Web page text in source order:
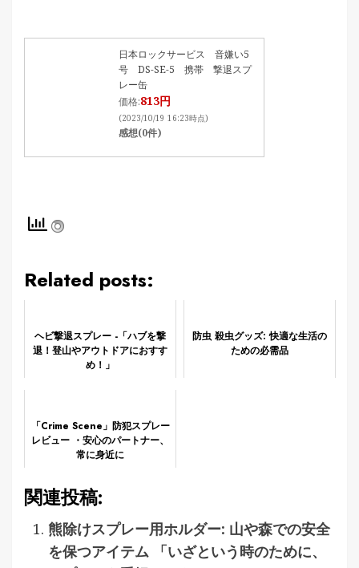
日本ロックサービス 音嫌い5
号 DS-SE-5 携帯 撃退スプ
レー缶
価格:813円
(2023/10/19 16:23時点)
感想(0件)
Related posts:
ヘビ撃退スプレー -「ハブを撃
退！登山やアウトドアにおすす
め！」
防虫 殺虫グッズ: 快適な生活の
ための必需品
「Crime Scene」防犯スプレー
レビュー ・安心のパートナー、
常に身近に
関連投稿:
熊除けスプレー用ホルダー: 山や森での安全
を保つアイテム 「いざという時のために、